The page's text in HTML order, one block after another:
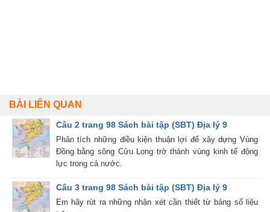
BÀI LIÊN QUAN
Câu 2 trang 98 Sách bài tập (SBT) Địa lý 9
Phân tích những điều kiện thuận lợi để xây dựng Vùng
Đồng bằng sông Cửu Long trở thành vùng kinh tế động
lực trong cả nước.
Câu 3 trang 98 Sách bài tập (SBT) Địa lý 9
Em hãy rút ra những nhận xét cần thiết từ bảng số liệu